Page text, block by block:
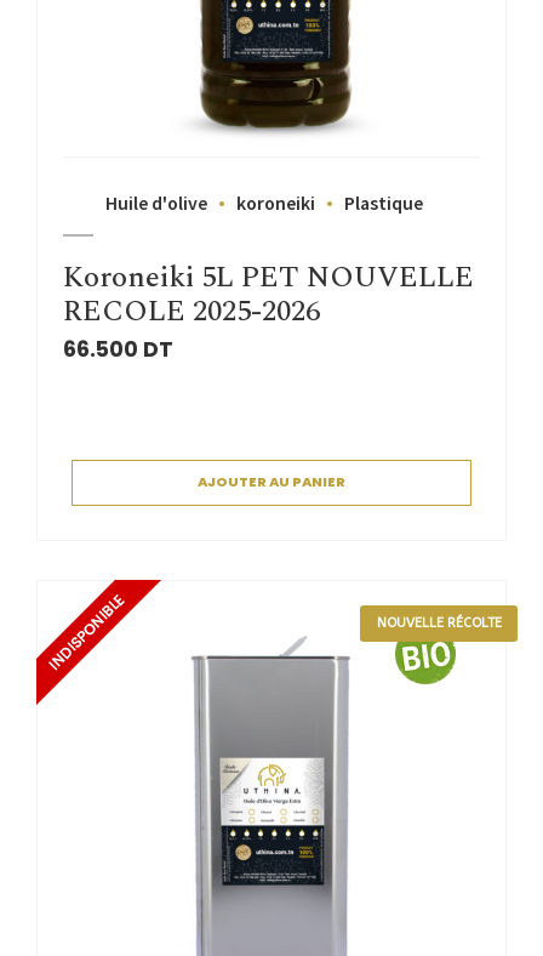
Huile d'olive koroneiki Plastique
Koroneiki 5L PET NOUVELLE
RECOLE 2025-2026
66.500 DT
AJOUTER AU PANIER
NOUVELLE RÉCOLTE